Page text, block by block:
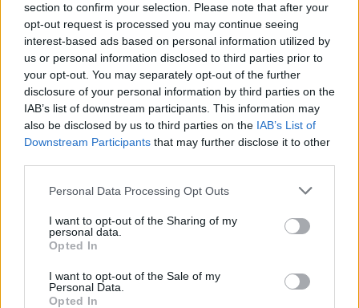
section to confirm your selection. Please note that after your
opt-out request is processed you may continue seeing
interest-based ads based on personal information utilized by
us or personal information disclosed to third parties prior to
your opt-out. You may separately opt-out of the further
disclosure of your personal information by third parties on the
IAB’s list of downstream participants. This information may
also be disclosed by us to third parties on the IAB’s List of
Downstream Participants that may further disclose it to other
Please note that this website/app uses one or more Google
not limited to your visit or usage behaviour. You may click to
grant or deny consent to Google and its third-party tags to
use your data for below specified purposes in below Google
consent section.
Personal Data Processing Opt Outs
I want to opt-out of the Sharing of my
personal data.
Opted In
I want to opt-out of the Sale of my
Personal Data.
Opted In
ΠΕΝΥ ΡΟΝΤΟΓΙΑΝΝΗ
11/03/2026
Από την Περούτζια του 2000
στο σήμερα: Tο τρίτο
ευρωπαϊκό ραντεβού του
Παναθηναϊκού με την
ιστορία
08/03/2026
οι σημαντικότερες νίκες του